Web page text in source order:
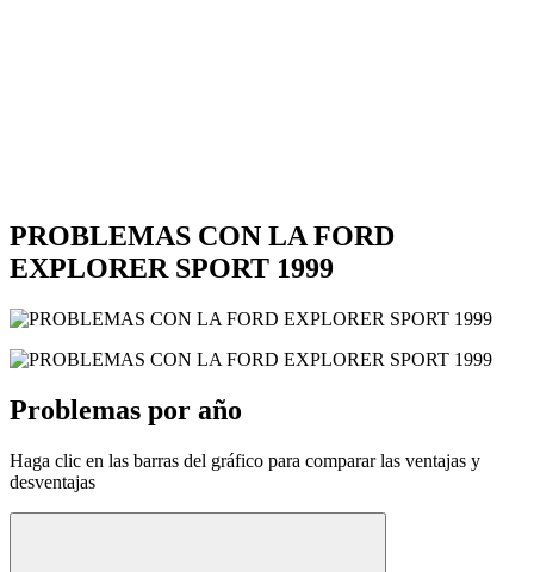
PROBLEMAS CON LA FORD
EXPLORER SPORT 1999
Problemas por año
Haga clic en las barras del gráfico para comparar las ventajas y
desventajas